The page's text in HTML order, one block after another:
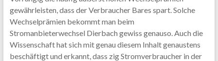
gewährleisten, dass der Verbraucher Bares spart. Solche
Wechselprämien bekommt man beim
Stromanbieterwechsel Dierbach gewiss genauso. Auch die
Wissenschaft hat sich mit genau diesem Inhalt genaustens
beschäftigt und erkannt, dass zig Stromverbraucher in der